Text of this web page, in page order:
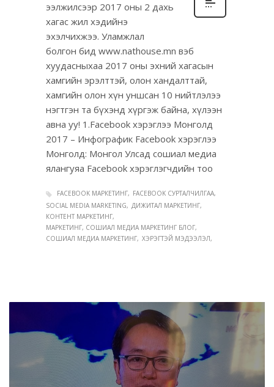
ээлжилсээр 2017 оны 2 дахь
хагас жил хэдийнэ
эхэлчихжээ. Уламжлал
болгон бид www.nathouse.mn вэб
хуудасныхаа 2017 оны эхний хагасын
хамгийн эрэлттэй, олон хандалттай,
хамгийн олон хүн уншсан 10 нийтлэлээ
нэгтгэн та бүхэнд хүргэж байна, хүлээн
авна уу! 1.Facebook хэрэглээ Монголд
2017 – Инфографик Facebook хэрэглээ
Монголд: Монгол Улсад сошиал медиа
ялангуяа Facebook хэрэглэгчдийн тоо
FACEBOOK МАРКЕТИНГ
FACEBOOK СУРТАЛЧИЛГАА
SOCIAL MEDIA MARKETING
ДИЖИТАЛ МАРКЕТИНГ
КОНТЕНТ МАРКЕТИНГ
МАРКЕТИНГ, СОШИАЛ МЕДИА МАРКЕТИНГ БЛОГ
СОШИАЛ МЕДИА МАРКЕТИНГ ХЭРЭГТЭЙ МЭДЭЭЛЭЛ